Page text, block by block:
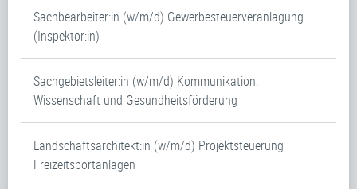
Sachbearbeiter:in (w/m/d) Gewerbesteuerveranlagung
(Inspektor:in)
Sachgebietsleiter:in (w/m/d) Kommunikation,
Wissenschaft und Gesundheitsförderung
Landschaftsarchitekt:in (w/m/d) Projektsteuerung
Freizeitsportanlagen